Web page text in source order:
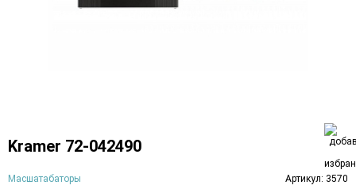
Kramer 72-042490
Масшатабаторы Артикул: 3570